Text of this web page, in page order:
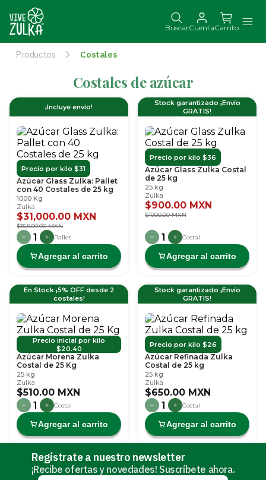
BuscarCuentaCarrito
Productos Costales
Costales de azúcar
¡Incluye envío!
Precio por kilo $31
Azúcar Glass Zulka: Pallet
con 40 Costales de 25 kg
1000 Kg
Zulka
$31,000.00 MXN
$35,800.00 MXN
1 Pallet
Agregar al carrito
Stock garantizado ¡Envío
GRATIS!
Precio por kilo $36
Azúcar Glass Zulka Costal
de 25 kg
25 kg
Zulka
$900.00 MXN
$1000.00 MXN
1 Costal
Agregar al carrito
En Stock ¡5% OFF desde 2
costales!
Precio inicial por kilo
$20.40
Azúcar Morena Zulka
Costal de 25 Kg
25 kg
Zulka
$510.00 MXN
1
Costal
Agregar al carrito
Stock garantizado ¡Envío
GRATIS!
Precio por kilo $26
Azúcar Refinada Zulka
Costal de 25 kg
25 kg
Zulka
$650.00 MXN
1
Costal
Agregar al carrito
Regístrate a nuestro newsletter
¡Recibe ofertas y novedades! Suscríbete ahora.